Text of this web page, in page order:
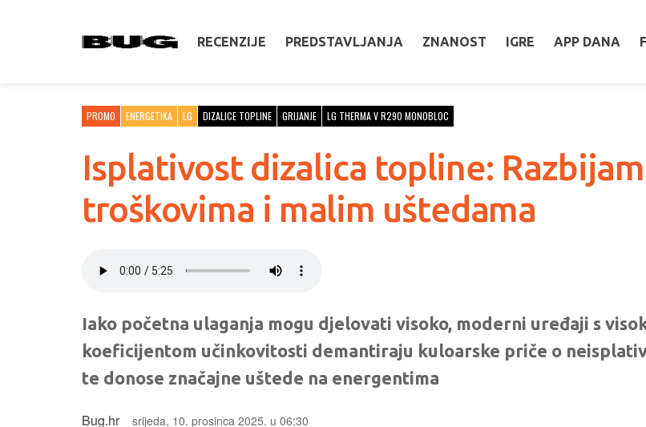
RECENZIJE PREDSTAVLJANJA ZNANOST IGRE APP DANA
PROMO ENERGETIKA LG DIZALICE TOPLINE GRIJANJE LG THERMA V R290 MONOBLOC
Isplativost dizalica topline:
troškovima i malim uštedama
Iako početna ulaganja mogu djelovati visoko, moderni uređaji s
koeficijentom učinkovitosti demantiraju kuloarske priče o
te donose značajne uštede na energentima
Bug.hr srijeda, 10. prosinca 2025. u 06:30